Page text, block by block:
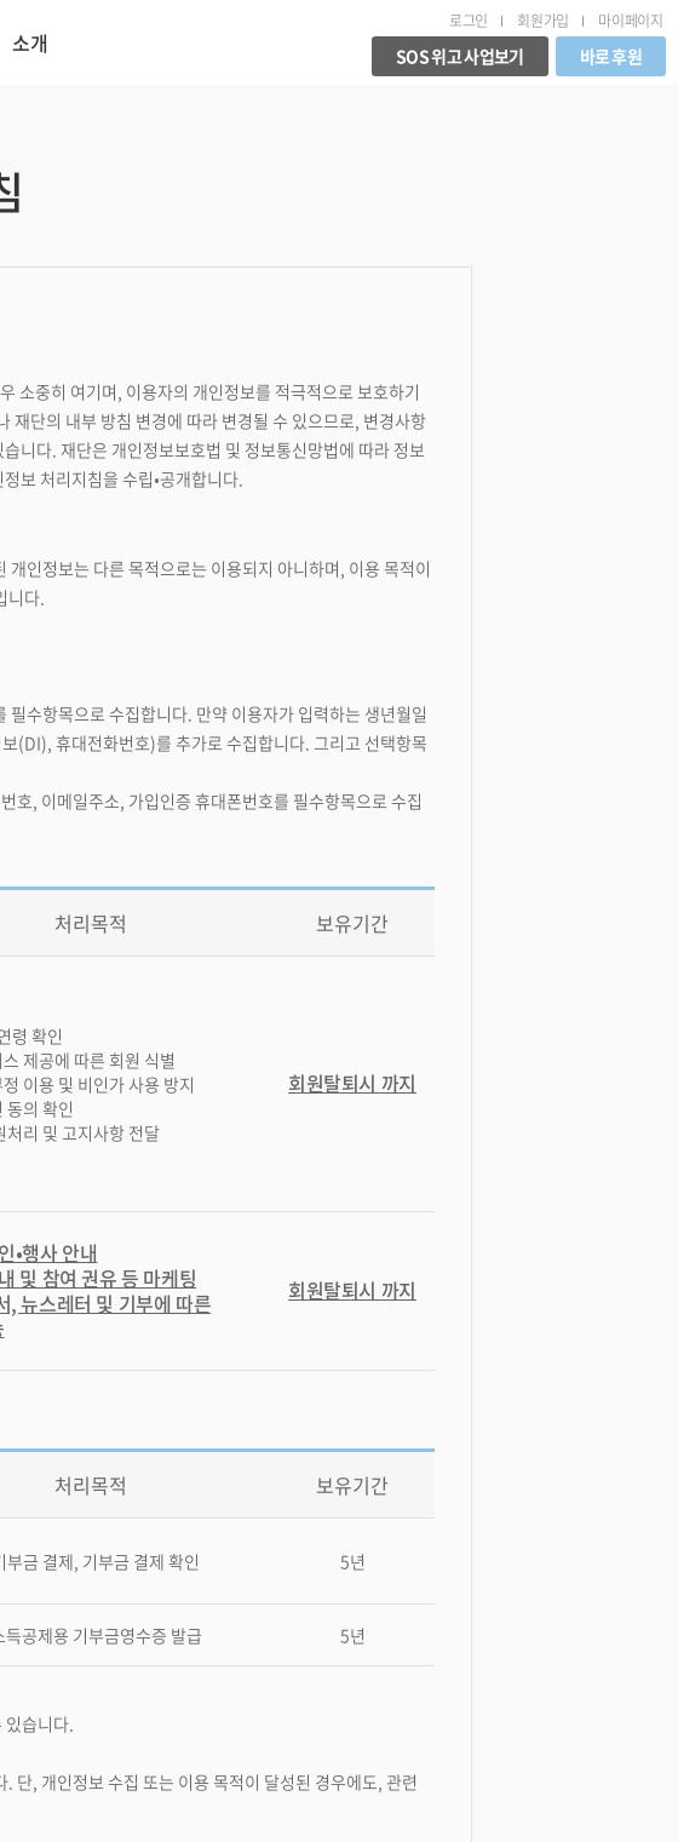
소개
로그인 회원가입 마이페이지
SOS 위고 사업보기 바로 후원
소중히 여기며, 이용자의 개인정보를 적극적으로 보호하기
재단의 내부 방침 변경에 따라 변경될 수 있으므로, 변경사항
니다. 재단은 개인정보보호법 및 정보통신망법에 따라 정보
보 처리지침을 수립•공개합니다.
인정보는 다른 목적으로는 이용되지 아니하며, 이용 목적이
니다.
수항목으로 수집합니다. 만약 이용자가 입력하는 생년월일
(DI), 휴대전화번호)를 추가로 수집합니다. 그리고 선택항목
호, 이메일주소, 가입인증 휴대폰번호를 필수항목으로 수집
처리목적 보유기간
령 확인
제공에 따른 회원 식별
이용 및 비인가 사용 방지
동의 확인
처리 및 고지사항 전달
회원탈퇴시 까지
•행사 안내
및 참여 권유 등 마케팅
, 뉴스레터 및 기부에 따른
회원탈퇴시 까지
처리목적 보유기간
부금 결제, 기부금 결제 확인 5년
득공제용 기부금영수증 발급 5년
있습니다.
, 개인정보 수집 또는 이용 목적이 달성된 경우에도, 관련